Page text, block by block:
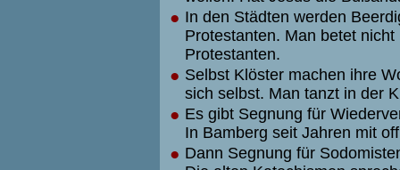
● In den Städten werden
Protestanten. Man betet
Protestanten.
● Selbst Klöster machen ihre
sich selbst. Man tanzt in der
● Es gibt Segnung für
In Bamberg seit Jahren mit
● Dann Segnung für